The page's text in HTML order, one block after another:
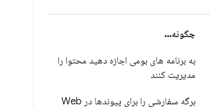
چگونه.
.
.
به برنامه های بومی اجازه دهید محتوا را
مدیریت کنند
برگه سفارشی را برای پیوندها در Web